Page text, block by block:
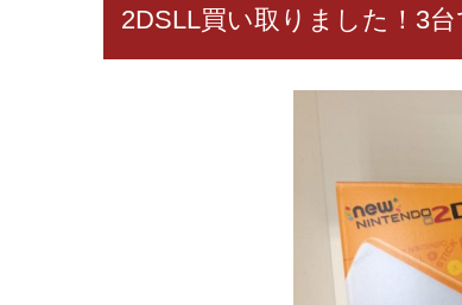
2DSLL買い取りました！3台